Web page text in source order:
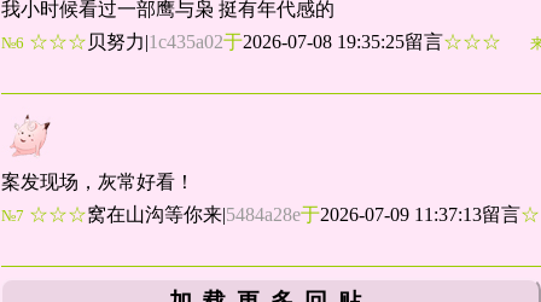
我小时候看过一部鹰与枭 挺有年代感的
№6 ☆☆☆贝努力|1c435a02于2026-07-08 19:35:25留言☆☆☆
案发现场，灰常好看！
№7 ☆☆☆窝在山沟等你来|5484a28e于2026-07-09 11:37:13留言